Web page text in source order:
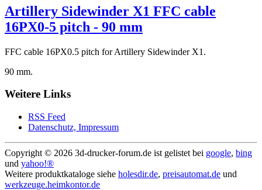
Artillery Sidewinder X1 FFC cable
16PX0-5 pitch - 90 mm
FFC cable 16PX0.5 pitch for Artillery Sidewinder X1.
90 mm.
Weitere Links
RSS Feed
Datenschutz, Impressum
Copyright © 2026 3d-drucker-forum.de ist gelistet bei google, bing
und yahoo!®
Weitere produktkataloge siehe holesdir.de, preisautomat.de und
werkzeuge.heimkontor.de